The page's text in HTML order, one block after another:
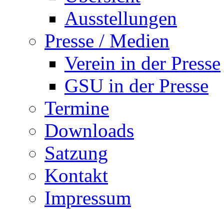
Ausstellungen
Presse / Medien
Verein in der Presse
GSU in der Presse
Termine
Downloads
Satzung
Kontakt
Impressum